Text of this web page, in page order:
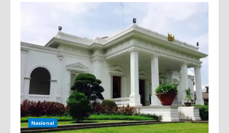
Tokoh
Ketidakadilan
dalam
Sengketa
Hotel
Sultan
Nasional